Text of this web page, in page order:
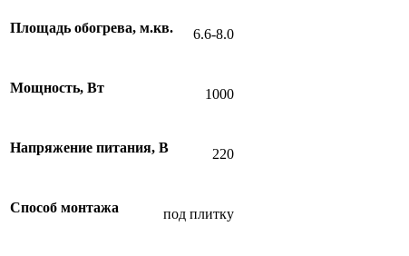
Площадь обогрева, м.кв. 6.6-8.0
Мощность, Вт 1000
Напряжение питания, В 220
Способ монтажа под плитку